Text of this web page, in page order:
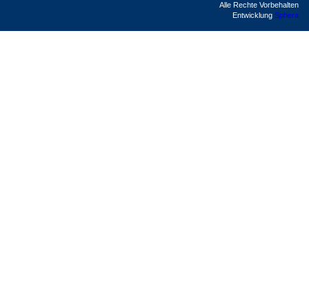
Alle Rechte Vorbehalten
Entwicklung Sphera